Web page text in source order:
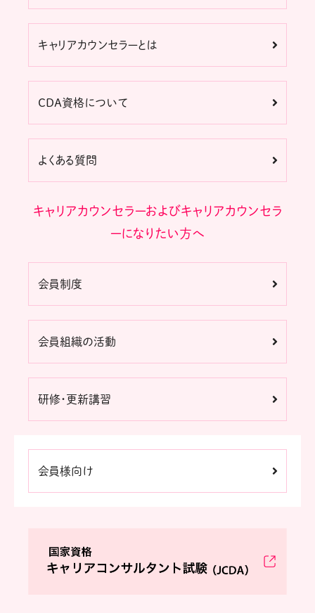
キャリアカウンセラーとは
CDA資格について
よくある質問
キャリアカウンセラーおよびキャリアカウンセラ
ーになりたい方へ
会員制度
会員組織の活動
研修・更新講習
会員様向け